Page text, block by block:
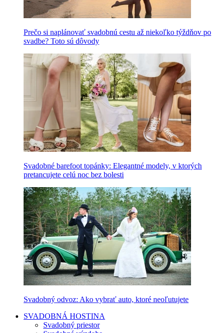
Prečo si naplánovať svadobnú cestu až niekoľko týždňov po
svadbe? Toto sú dôvody
Svadobné barefoot topánky: Elegantné modely, v ktorých
pretancujete celú noc bez bolesti
Svadobný odvoz: Ako vybrať auto, ktoré neoľutujete
SVADOBNÁ HOSTINA
Svadobný priestor